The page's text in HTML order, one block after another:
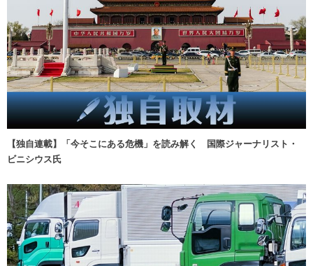
【独自連載】「今そこにある危機」を読み解く 国際ジャーナリスト・
ビニシウス氏